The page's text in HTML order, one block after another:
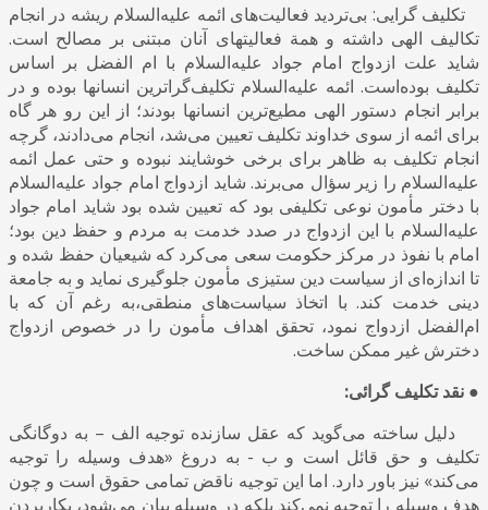
تكلیف گرایی: بی‌تردید فعالیت‌های ائمه علیه‌السلام ریشه در انجام
تكالیف الهی داشته و همة فعالیتهای آنان مبتنی بر مصالح است.
شاید علت ازدواج امام جواد علیه‌السلام با ام الفضل بر اساس
تكلیف بوده‌است. ائمه علیه‌السلام تكلیف‌گرا‌ترین انسانها بوده و در
برابر انجام دستور الهی مطیع‌ترین انسانها بودند؛ از این رو هر گاه
برای ائمه از سوی خداوند تكلیف تعیین می‌شد، انجام می‌دادند، گرچه
انجام تكلیف به ظاهر برای برخی خوشایند نبوده و حتی عمل ائمه
علیه‌السلام را زیر سؤال می‌برند. شاید ازدواج امام جواد علیه‌السلام
با دختر مأمون نوعی تكلیفی بود كه تعیین شده بود شاید امام جواد
علیه‌السلام با این ازدواج در صدد خدمت به مردم و حفظ دین بود؛
امام با نفوذ در مركز حكومت سعی می‌كرد كه شیعیان حفظ شده و
تا اندازه‌ای از سیاست دین ستیزی مأمون جلوگیری نماید و به جامعة
دینی خدمت كند. با اتخاذ سیاست‌های منطقی،به رغم آن كه با
ام‌الفضل ازدواج نمود، تحقق اهداف مأمون را در خصوص ازدواج
دخترش غیر ممكن ساخت.
● نقد تکلیف گرائی:
دلیل ساخته می‌گوید که عقل سازنده توجیه الف – به دوگانگی
تکلیف و حق قائل است و ب - به دروغ «هدف وسیله را توجیه
می‌کند» نیز باور دارد. اما این توجیه ناقض تمامی حقوق است و چون
هدف وسیله را توجیه نمی‌کند بلکه در وسیله بیان می‌شود، بکاربردن